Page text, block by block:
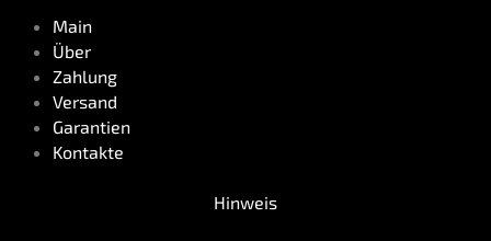
Main
Über
Zahlung
Versand
Garantien
Kontakte
Hinweis